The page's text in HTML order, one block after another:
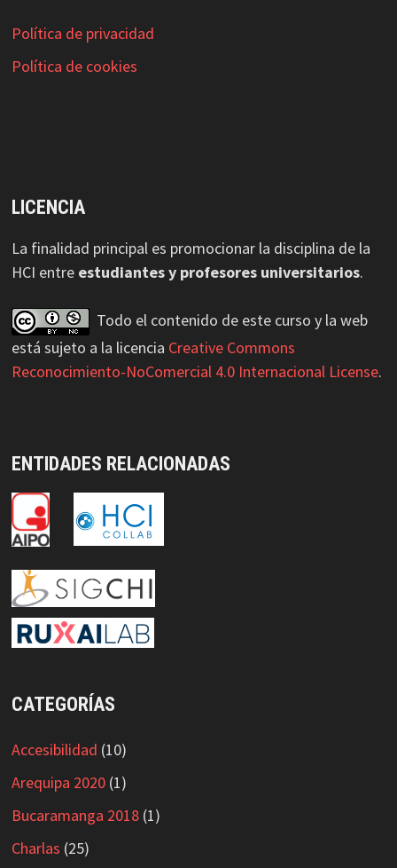
Política de privacidad
Política de cookies
LICENCIA
La finalidad principal es promocionar la disciplina de la
HCI entre estudiantes y profesores universitarios.
Todo el contenido de este curso y la web
está sujeto a la licencia Creative Commons
Reconocimiento-NoComercial 4.0 Internacional License.
ENTIDADES RELACIONADAS
CATEGORÍAS
Accesibilidad (10)
Arequipa 2020(1)
Bucaramanga 2018(1)
Charlas (25)